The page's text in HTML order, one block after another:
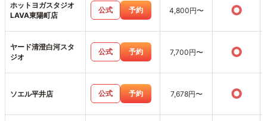
ホットヨガスタジオ
LAVA東陽町店
公式 予約 4,800円〜 ○
ヤード清澄白河スタ
ジオ
公式 予約 7,700円〜 ○
ソエル平井店 公式 予約 7,678円〜 ○